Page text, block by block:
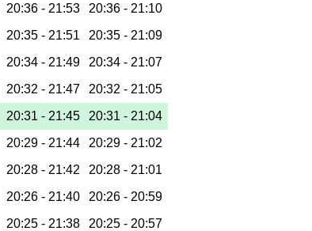
20:36 - 21:53 20:36 - 21:10
20:35 - 21:51 20:35 - 21:09
20:34 - 21:49 20:34 - 21:07
20:32 - 21:47 20:32 - 21:05
20:31 - 21:45 20:31 - 21:04
20:29 - 21:44 20:29 - 21:02
20:28 - 21:42 20:28 - 21:01
20:26 - 21:40 20:26 - 20:59
20:25 - 21:38 20:25 - 20:57